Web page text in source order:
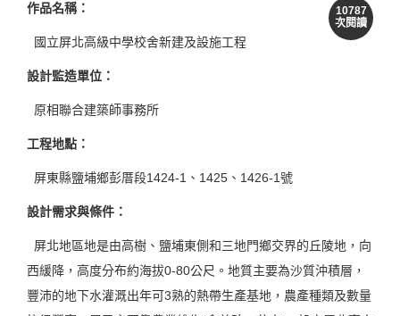
10787
次閱讀
作品名稱：
國立屏北高級中學校舍新建及設施工程
設計監造單位：
原相聯合建築師事務所
工程地點：
屏東縣鹽埔鄉彭厝段1424-1、1425、1426-1號
設計需求與條件：
屏北地區地是由高樹、鹽埔東側和三地門鄉交界的丘陵地，向
西緩降，高度分布約海拔0-80公尺。地質主要為沙質沖積層，
豐沛的地下水灌溉出年可3熟的熱帶生產基地，農產種類及數量